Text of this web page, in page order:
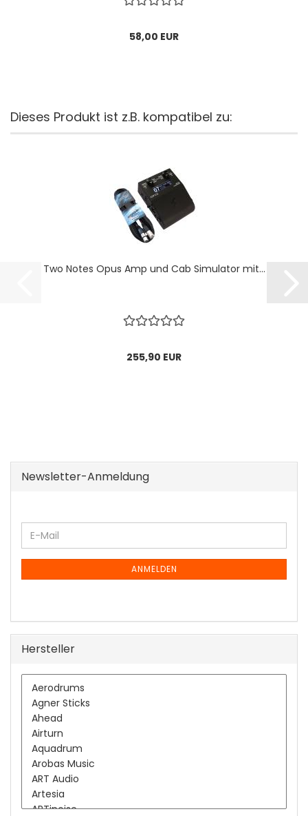
58,00 EUR
Dieses Produkt ist z.B. kompatibel zu:
Two Notes Opus Amp und Cab Simulator mit...
255,90 EUR
Newsletter-Anmeldung
WEITER
ZUR
NEWSLETTER-
E-
Mail
ANMELDEN
Hersteller